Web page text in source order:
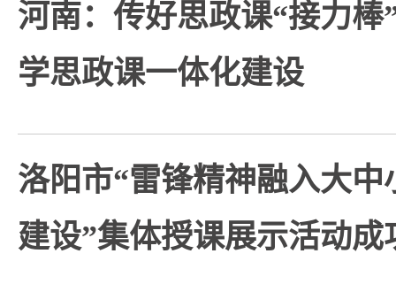
河南：传好思政课“接力棒
学思政课一体化建设
洛阳市“雷锋精神融入大
建设”集体授课展示活动成